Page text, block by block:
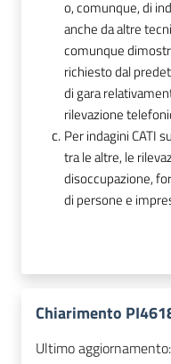
o, comunque, di
anche da altre
comunque
richiesto dal
di gara
rilevazione
Per indagini CATI
tra le altre, le
disoccupazione,
di persone e
Chiarimento
Ultimo aggiornamento: